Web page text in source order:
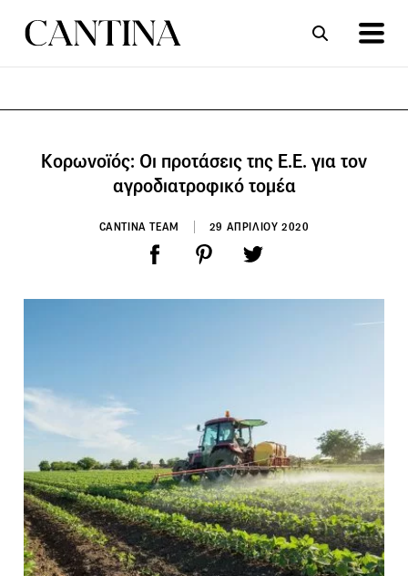
Κορωνοϊός: Οι προτάσεις της Ε.Ε. για τον
αγροδιατροφικό τομέα
CANTINA TEAM 29 ΑΠΡΙΛΙΟΥ 2020